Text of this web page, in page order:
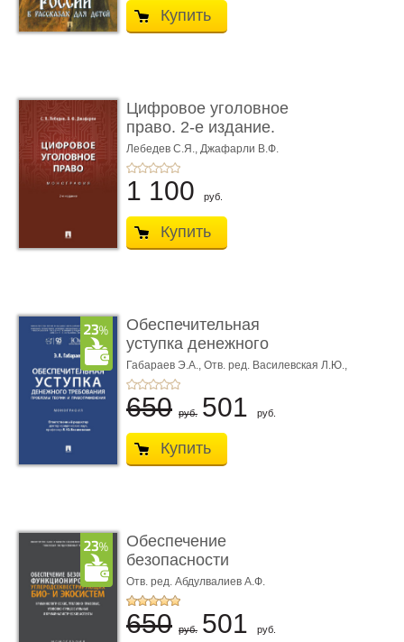
Купить
Цифровое уголовное
право. 2-е издание.
Монограф ...
Лебедев С.Я., Джафарли В.Ф.
1 100 руб.
Купить
Обеспечительная
уступка денежного
требования ...
Габараев Э.А., Отв. ред. Василевская Л.Ю.,
вступ. сл. Каретина М.Г.
650 руб. 501 руб.
Купить
Обеспечение
безопасности
функционирования уг
...
Отв. ред. Абдулвалиев А.Ф.
650 руб. 501 руб.